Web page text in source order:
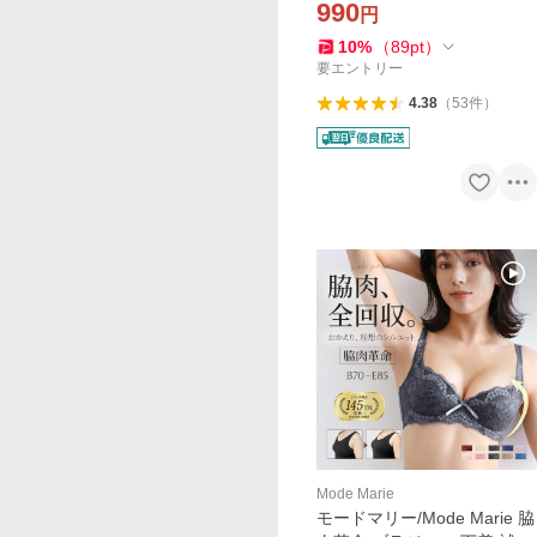
990円
10% （89pt）
要エントリー
4.38（53件）
Mode Marie
モードマリー/Mode Marie 脇